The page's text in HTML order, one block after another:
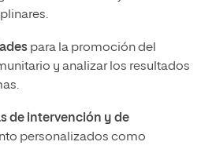
para la promoción del
y analizar los resultados
de intervención y de
personalizados como